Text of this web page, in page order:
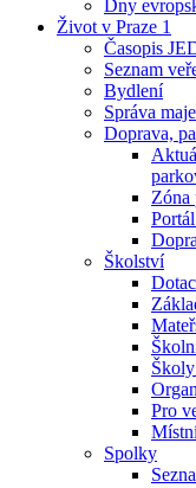
Dny
Život v Praze 1
Časopis
Seznam
Bydlení
Správa
Doprava,
Zóna
Školství
Pro
Spolky